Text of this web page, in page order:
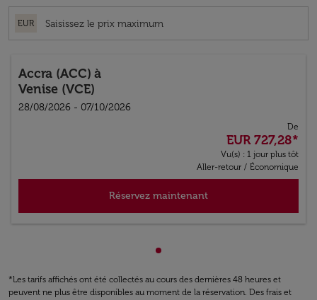
EUR
Accra (ACC) à
Venise (VCE)
28/08/2026 - 07/10/2026
De
EUR 727,28*
Vu(s) : 1 jour plus tôt
Aller-retour / Économique
Réservez maintenant
Affichage de cmp-
*Les tarifs affichés ont été collectés au cours des dernières 48 heures et
peuvent ne plus être disponibles au moment de la réservation. Des frais et